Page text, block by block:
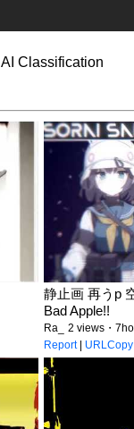
AI Classification
静止画 再うp
Bad Apple!!
Ra_
2 views・
Report| URLCopy